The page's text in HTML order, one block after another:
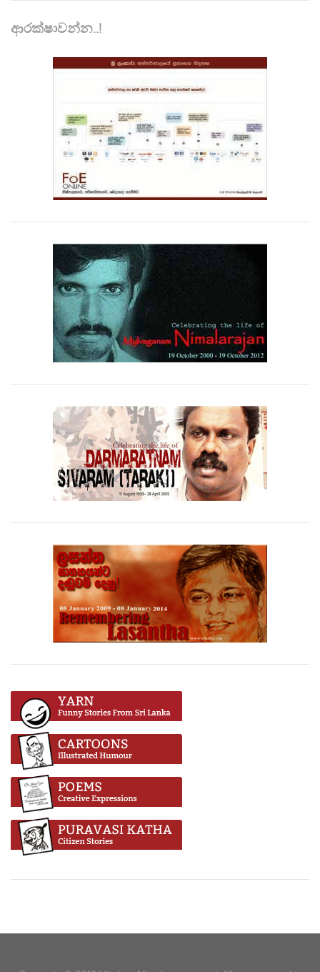
ආරක්ෂාවන්න..!